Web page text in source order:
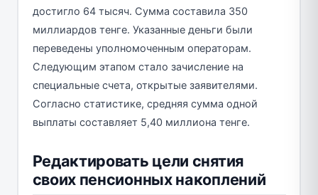
достигло 64 тысяч. Сумма составила 350
миллиардов тенге. Указанные деньги были
переведены уполномоченным операторам.
Следующим этапом стало зачисление на
специальные счета, открытые заявителями.
Согласно статистике, средняя сумма одной
выплаты составляет 5,40 миллиона тенге.
Редактировать цели снятия
своих пенсионных накоплений